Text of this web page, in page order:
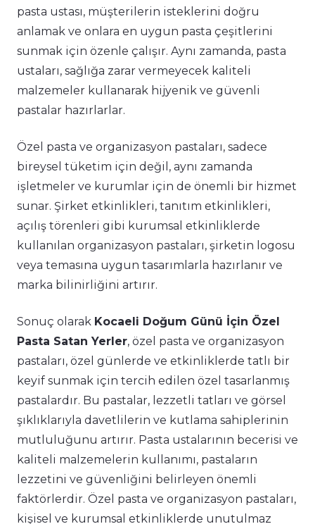
pasta ustası, müşterilerin isteklerini doğru
anlamak ve onlara en uygun pasta çeşitlerini
sunmak için özenle çalışır. Aynı zamanda, pasta
ustaları, sağlığa zarar vermeyecek kaliteli
malzemeler kullanarak hijyenik ve güvenli
pastalar hazırlarlar.
Özel pasta ve organizasyon pastaları, sadece
bireysel tüketim için değil, aynı zamanda
işletmeler ve kurumlar için de önemli bir hizmet
sunar. Şirket etkinlikleri, tanıtım etkinlikleri,
açılış törenleri gibi kurumsal etkinliklerde
kullanılan organizasyon pastaları, şirketin logosu
veya temasına uygun tasarımlarla hazırlanır ve
marka bilinirliğini artırır.
Sonuç olarak Kocaeli Doğum Günü İçin Özel
Pasta Satan Yerler, özel pasta ve organizasyon
pastaları, özel günlerde ve etkinliklerde tatlı bir
keyif sunmak için tercih edilen özel tasarlanmış
pastalardır. Bu pastalar, lezzetli tatları ve görsel
şıklıklarıyla davetlilerin ve kutlama sahiplerinin
mutluluğunu artırır. Pasta ustalarının becerisi ve
kaliteli malzemelerin kullanımı, pastaların
lezzetini ve güvenliğini belirleyen önemli
faktörlerdir. Özel pasta ve organizasyon pastaları,
kişisel ve kurumsal etkinliklerde unutulmaz